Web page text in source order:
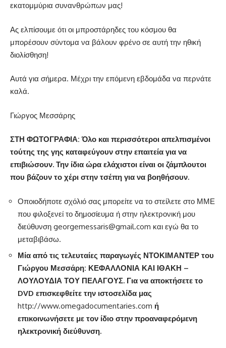
εκατομμύρια συνανθρώπων μας!
Ας ελπίσουμε ότι οι μπροστάρηδες του κόσμου θα
μπορέσουν σύντομα να βάλουν φρένο σε αυτή την ηθική
διολίσθηση!
Αυτά για σήμερα. Μέχρι την επόμενη εβδομάδα να περνάτε
καλά.
Γιώργος Μεσσάρης
ΣΤΗ ΦΩΤΟΓΡΑΦΙΑ: Όλο και περισσότεροι απελπισμένοι
τούτης της γης καταφεύγουν στην επαιτεία για να
επιβιώσουν. Την ίδια ώρα ελάχιστοι είναι οι ζάμπλουτοι
που βάζουν το χέρι στην τσέπη για να βοηθήσουν.
Οποιοδήποτε σχόλιό σας μπορείτε να το στείλετε στο ΜΜΕ
που φιλοξενεί το δημοσίευμα ή στην ηλεκτρονική μου
διεύθυνση georgemessaris@gmail.com και εγώ θα το
μεταβιβάσω.
Μία από τις τελευταίες παραγωγές ΝΤΟΚΙΜΑΝΤΕΡ του
Γιώργου Μεσσάρη: ΚΕΦΑΛΛΟΝΙΑ ΚΑΙ ΙΘΑΚΗ –
ΛΟΥΛΟΥΔΙΑ ΤΟΥ ΠΕΛΑΓΟΥΣ. Για να αποκτήσετε το
DVD επισκεφθείτε την ιστοσελίδα μας
http://www.omegadocumentaries.com ή
επικοινωνήσετε με τον ίδιο στην προαναφερόμενη
ηλεκτρονική διεύθυνση.